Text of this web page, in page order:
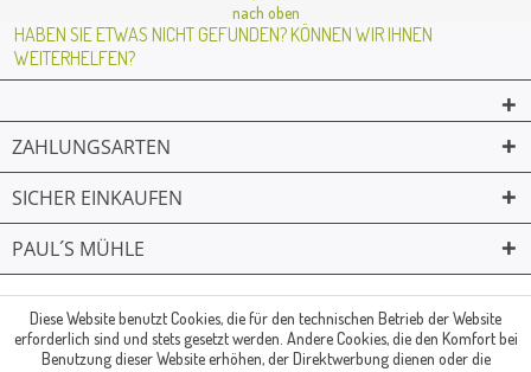
nach oben
HABEN SIE ETWAS NICHT GEFUNDEN? KÖNNEN WIR IHNEN
WEITERHELFEN?
ZAHLUNGSARTEN
SICHER EINKAUFEN
PAUL´S MÜHLE
© Paul's Mühle | Inhaber: Christof Paul e.K. | Westring 2 | 45659
Recklinghausen
Diese Website benutzt Cookies, die für den technischen Betrieb der Website
erforderlich sind und stets gesetzt werden. Andere Cookies, die den Komfort bei
Benutzung dieser Website erhöhen, der Direktwerbung dienen oder die